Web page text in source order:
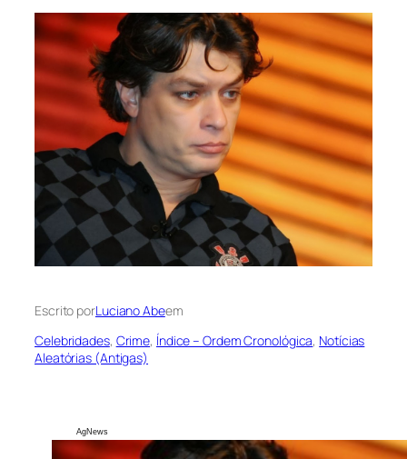
Escrito porLuciano Abeem
Celebridades, Crime, Índice – Ordem Cronológica, Notícias
Aleatórias (Antigas)
AgNews